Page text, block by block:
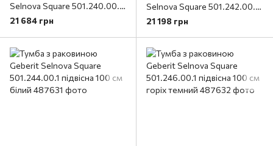
Selnova Square 501.240.00.1
підвісна 80 см білий
21 684 грн
Selnova Square 501.242.00.1
підвісна 80 см горіх темний
21 198 грн